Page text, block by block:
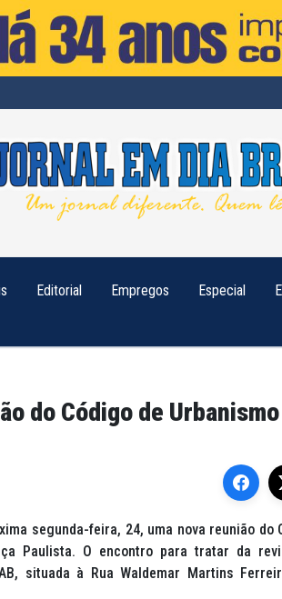
Editorial Empregos Especial
do Código de
segunda-feira, 24, uma nova reunião do
Paulista. O encontro para tratar da
situada à Rua Waldemar Martins